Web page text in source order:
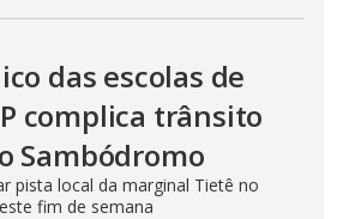
das escolas de
complica trânsito
Sambódromo
pista local da marginal Tietê no
fim de semana